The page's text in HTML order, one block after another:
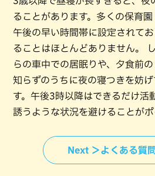
ることがあります。多くの保育
午後の早い時間帯に設定されて
ることはほとんどありません。
らの車中での居眠りや、夕食前
知らずのうちに夜の寝つきを妨
す。午後3時以降はできるだけ活
誘うような状況を避けることがポ
Next ＞よくある質